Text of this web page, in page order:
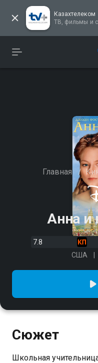
Казахтелеком
ТВ, фильмы и
Главная /
Анна и
7.8
США
Сюжет
Школьная